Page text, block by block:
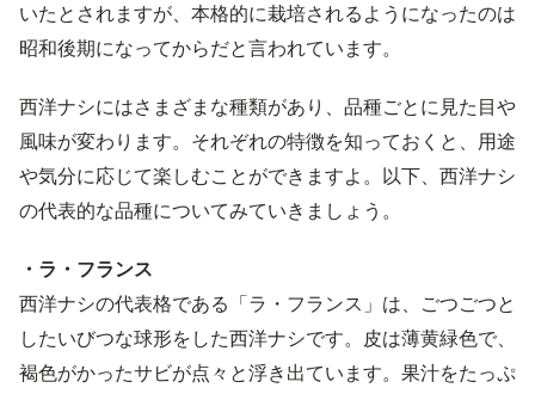
いたとされますが、本格的に栽培されるようになったのは
昭和後期になってからだと言われています。
西洋ナシにはさまざまな種類があり、品種ごとに見た目や
風味が変わります。それぞれの特徴を知っておくと、用途
や気分に応じて楽しむことができますよ。以下、西洋ナシ
の代表的な品種についてみていきましょう。
・ラ・フランス
西洋ナシの代表格である「ラ・フランス」は、ごつごつと
したいびつな球形をした西洋ナシです。皮は薄黄緑色で、
褐色がかったサビが点々と浮き出ています。果汁をたっぷ